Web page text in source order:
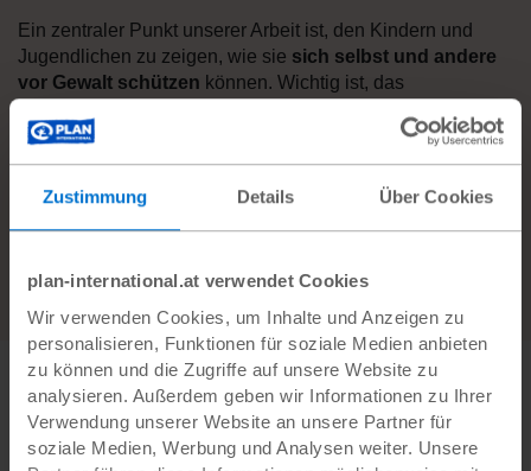
Zustimmung Details Über Cookies
plan-international.at verwendet Cookies
Wir verwenden Cookies, um Inhalte und Anzeigen zu
personalisieren, Funktionen für soziale Medien anbieten
zu können und die Zugriffe auf unsere Website zu
analysieren. Außerdem geben wir Informationen zu Ihrer
Verwendung unserer Website an unsere Partner für
soziale Medien, Werbung und Analysen weiter. Unsere
Ein zentraler Punkt unserer Arbeit ist, den Kindern und
Jugendlichen zu zeigen, wie sie sich selbst und andere
vor Gewalt schützen können. Wichtig ist, das
damit sie sich trauen, Hilfe anzufordern und Meldestellen
zu informieren. Wir setzen uns zum Beispiel auch mit dem
ThemaMobbing und Gewalt unter Kindern und
Jugendlichen auseinander und fördern den
Miteinander und den Kinderschutz einsetzen.
Ja, ich möchte Kindern helfen!